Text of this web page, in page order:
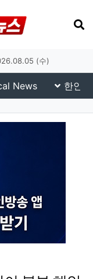
(수)
News 한인